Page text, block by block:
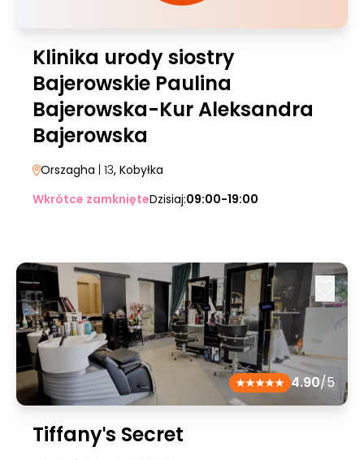
Klinika urody siostry
Bajerowskie Paulina
Bajerowska-Kur Aleksandra
Bajerowska
Orszagha | 13, Kobyłka
Wkrótce zamknięteDzisiaj:09:00-19:00
4.90/5
Tiffanyˈs Secret